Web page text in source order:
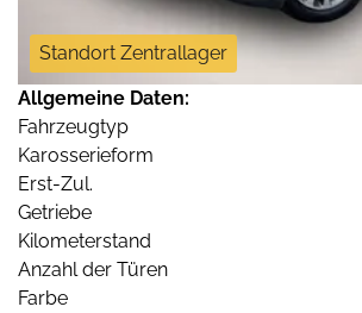
Standort Zentrallager
Allgemeine Daten:
Fahrzeugtyp
Karosserieform
Erst-Zul.
Getriebe
Kilometerstand
Anzahl der Türen
Farbe